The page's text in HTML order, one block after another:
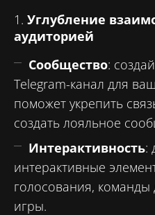
1. Углубление
аудиторией
Сообщество:
Telegram-канал для
поможет укрепить
создать лояльное
Интерактивность:
интерактивные
голосования,
игры.